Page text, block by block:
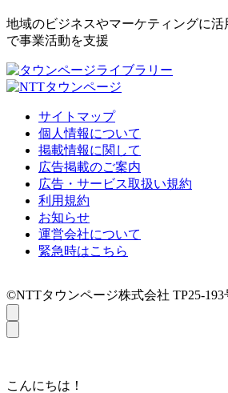
地域のビジネスやマーケティングに
で事業活動を支援
サイトマップ
個人情報について
掲載情報に関して
広告掲載のご案内
広告・サービス取扱い規約
利用規約
お知らせ
運営会社について
緊急時はこちら
©NTTタウンページ株式会社 TP25-193
こんにちは！